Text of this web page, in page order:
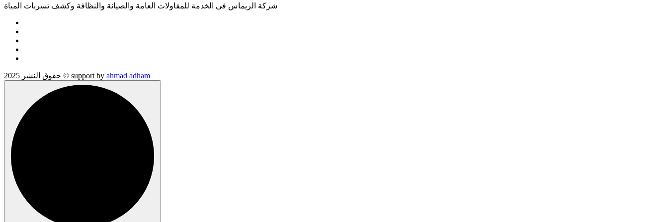
شركة الريماس في الخدمة للمقاولات العامة والصيانة والنظافة وكشف تسربات المياة
حقوق النشر 2025 © support by ahmad adham